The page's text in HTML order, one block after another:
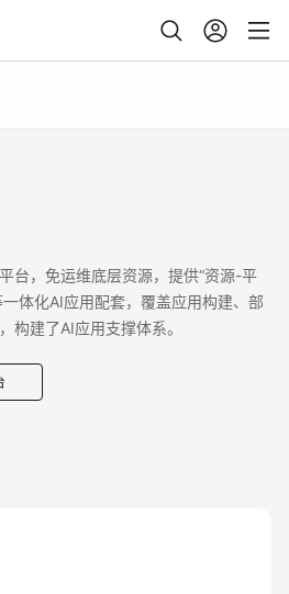
台，免运维底层资源，提供“资源-平
体化AI应用配套，覆盖应用构建、部
构建了AI应用支撑体系。